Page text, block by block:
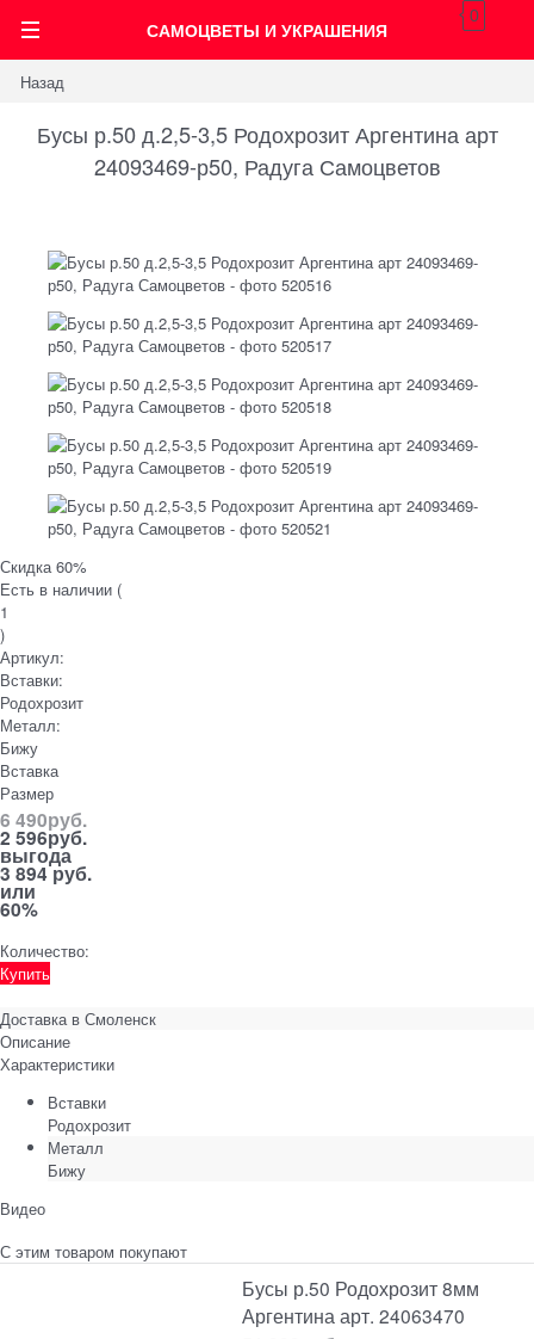
САМОЦВЕТЫ И УКРАШЕНИЯ
0
Назад
Бусы р.50 д.2,5-3,5 Родохрозит Аргентина арт
24093469-р50, Радуга Самоцветов
Скидка 60%
Есть в наличии (
1
)
Артикул:
Вставки:
Родохрозит
Металл:
Бижу
Вставка
Размер
6 490руб.
2 596руб.
выгода
3 894 руб.
или
60%
Количество:
Купить
Доставка в Смоленск
Описание
Характеристики
Вставки
Родохрозит
Металл
Бижу
Видео
С этим товаром покупают
Бусы р.50 Родохрозит 8мм
Аргентина арт. 24063470